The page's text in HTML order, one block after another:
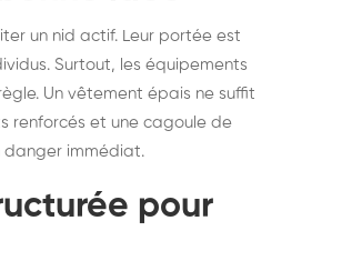
un nid actif. Leur portée est
Surtout, les équipements
Un vêtement épais ne suffit
renforcés et une cagoule de
danger immédiat.
pour